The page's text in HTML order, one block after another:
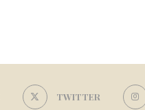
TWITTER